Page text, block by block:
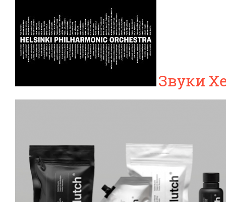
Звуки